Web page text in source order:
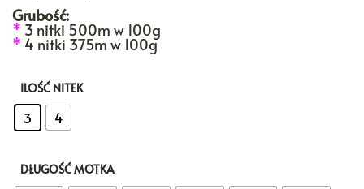
Grubość:
* 3 nitki 500m w 100g
* 4 nitki 375m w 100g
ILOŚĆ NITEK
3 4
DŁUGOŚĆ MOTKA